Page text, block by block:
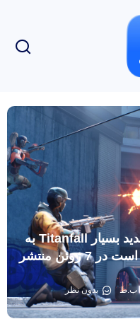
EMPULSE در تریلر سینمایی جدید بسیار Titanfall به
نظر می رسد، گیم پلی که قرار است در 7 ژوئن منتشر
بدون نظر